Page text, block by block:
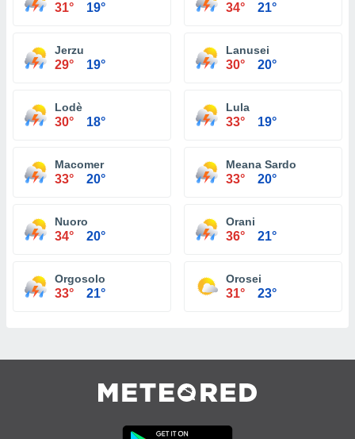
31° 19° 34° 21°
Jerzu
29° 19°
Lanusei
30° 20°
Lodè
30° 18°
Lula
33° 19°
Macomer
33° 20°
Meana Sardo
33° 20°
Nuoro
34° 20°
Orani
36° 21°
Orgosolo
33° 21°
Orosei
31° 23°